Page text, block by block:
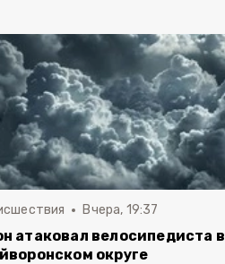
Вчера, 19:37
атаковал велосипедиста в
округе